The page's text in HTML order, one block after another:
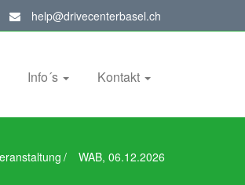
help@drivecenterbasel.ch
Info´s Kontakt
/ WAB, 06.12.2026